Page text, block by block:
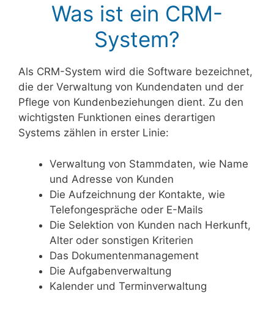
Was ist ein CRM-
System?
Als CRM-System wird die Software bezeichnet,
die der Verwaltung von Kundendaten und der
Pflege von Kundenbeziehungen dient. Zu den
wichtigsten Funktionen eines derartigen
Systems zählen in erster Linie:
Verwaltung von Stammdaten, wie Name
und Adresse von Kunden
Die Aufzeichnung der Kontakte, wie
Telefongespräche oder E-Mails
Die Selektion von Kunden nach Herkunft,
Alter oder sonstigen Kriterien
Das Dokumentenmanagement
Die Aufgabenverwaltung
Kalender und Terminverwaltung